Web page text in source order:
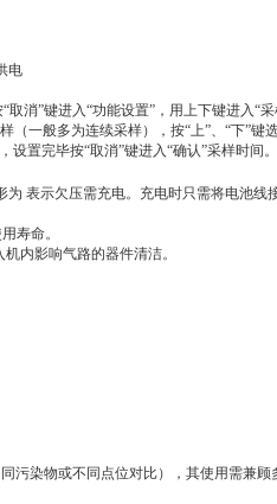
电
消”键进入“功能设置”，用上下键进入“
（一般多为连续采样），按“上”、“下”键
置完毕按“取消”键进入“确认”采样时间
为 表示欠压需充电。充电时只需将电池线
寿命。
内影响气路的器件清洁。
污染物或不同点位对比），其使用需兼